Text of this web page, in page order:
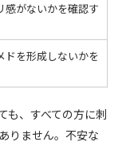
感がないかを確認す
ドを形成しないかを
も、すべての方に刺
りません。不安な